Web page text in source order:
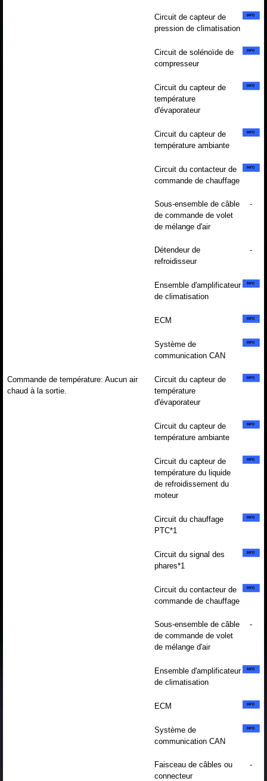
Circuit de capteur de
pression de climatisation
Circuit de solénoïde de
compresseur
Circuit du capteur de
température
d'évaporateur
Circuit du capteur de
température ambiante
Circuit du contacteur de
commande de chauffage
Sous-ensemble de câble
de commande de volet
de mélange d'air
-
Détendeur de
refroidisseur
-
Ensemble d'amplificateur
de climatisation
ECM
Système de
communication CAN
Commande de température: Aucun air
chaud à la sortie.
Circuit du capteur de
température
d'évaporateur
Circuit du capteur de
température ambiante
Circuit du capteur de
température du liquide
de refroidissement du
moteur
Circuit du chauffage
PTC*1
Circuit du signal des
phares*1
Circuit du contacteur de
commande de chauffage
Sous-ensemble de câble
de commande de volet
de mélange d'air
-
Ensemble d'amplificateur
de climatisation
ECM
Système de
communication CAN
Faisceau de câbles ou
connecteur
-